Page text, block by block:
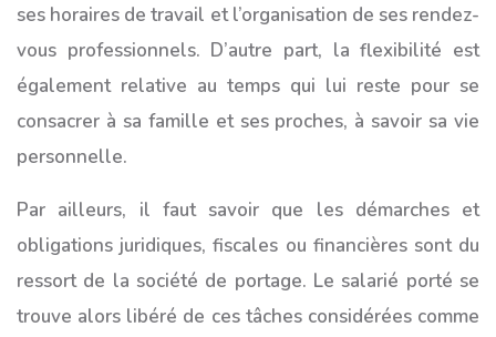
ses horaires de travail et l’organisation de ses rendez-
vous professionnels. D’autre part, la flexibilité est
également relative au temps qui lui reste pour se
consacrer à sa famille et ses proches, à savoir sa vie
personnelle.
Par ailleurs, il faut savoir que les démarches et
obligations juridiques, fiscales ou financières sont du
ressort de la société de portage. Le salarié porté se
trouve alors libéré de ces tâches considérées comme